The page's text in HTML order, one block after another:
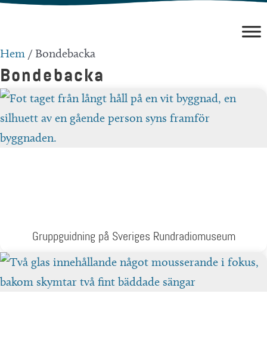
Hoppa
innehåll
Hem / Bondebacka
Bondebacka
Gruppguidning på Sveriges Rundradiomuseum